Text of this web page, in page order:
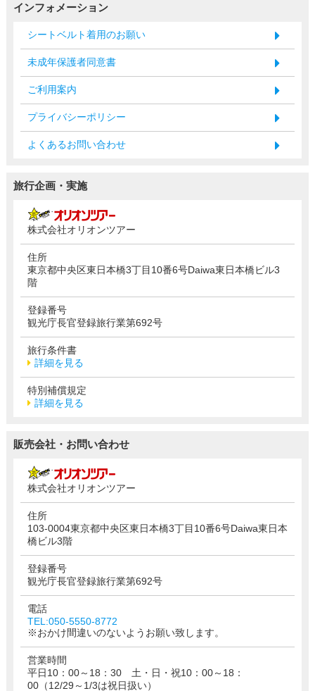
インフォメーション
シートベルト着用のお願い
未成年保護者同意書
ご利用案内
プライバシーポリシー
よくあるお問い合わせ
旅行企画・実施
株式会社オリオンツアー
住所
東京都中央区東日本橋3丁目10番6号Daiwa東日本橋ビル3
階
登録番号
観光庁長官登録旅行業第692号
旅行条件書
詳細を見る
特別補償規定
詳細を見る
販売会社・お問い合わせ
株式会社オリオンツアー
住所
103-0004東京都中央区東日本橋3丁目10番6号Daiwa東日本
橋ビル3階
登録番号
観光庁長官登録旅行業第692号
電話
TEL:050-5550-8772
※おかけ間違いのないようお願い致します。
営業時間
平日10：00～18：30 土・日・祝10：00～18：
00（12/29～1/3は祝日扱い）